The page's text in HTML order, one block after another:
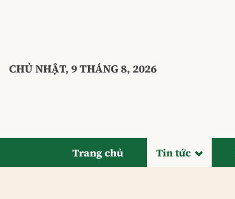
CHỦ NHẬT, 9 THÁNG 8, 2026
Trang chủ Tin tức